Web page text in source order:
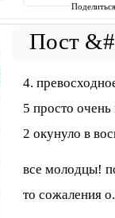
4.
5 просто очень
2 окунуло в
все молодцы!
то сожаления